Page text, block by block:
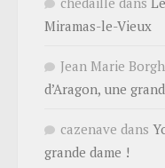
Miramas-le-Vieux
Jean Marie
d’Aragon, une
cazenave dans
grande dame !